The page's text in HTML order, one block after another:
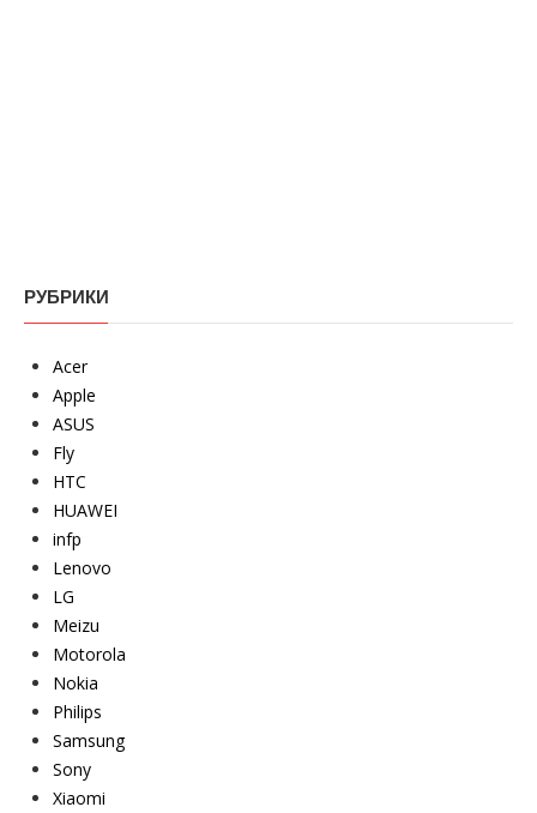
РУБРИКИ
Acer
Apple
ASUS
Fly
HTC
HUAWEI
infp
Lenovo
LG
Meizu
Motorola
Nokia
Philips
Samsung
Sony
Xiaomi